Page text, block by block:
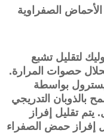
الصفراوية
لتقليل تشبع
حصوات المرارة.
بواسطة
بالذوبان التدريجي
تقليل إفراز
إفراز حمض الصفراء